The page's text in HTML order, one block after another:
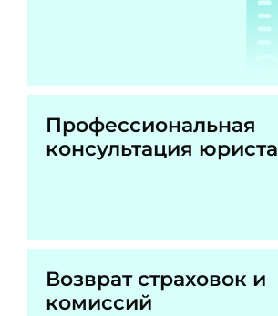
Профессиональная
консультация юриста
Возврат страховок и
комиссий